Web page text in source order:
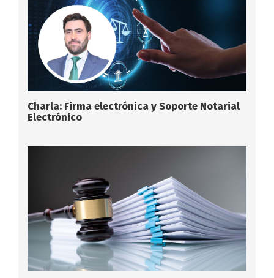
Charla: Firma electrónica y Soporte Notarial
Electrónico